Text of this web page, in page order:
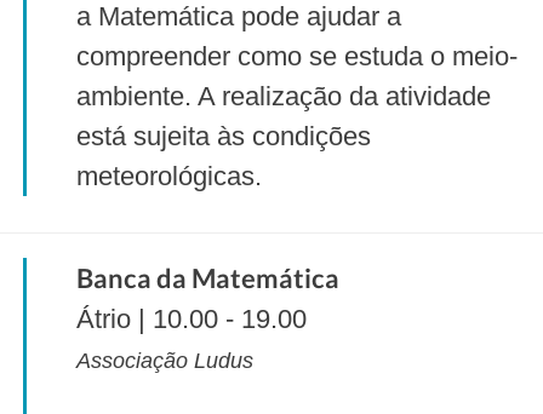
a Matemática pode ajudar a
compreender como se estuda o meio-
ambiente. A realização da atividade
está sujeita às condições
meteorológicas.
Banca da Matemática
Átrio | 10.00 - 19.00
Associação Ludus